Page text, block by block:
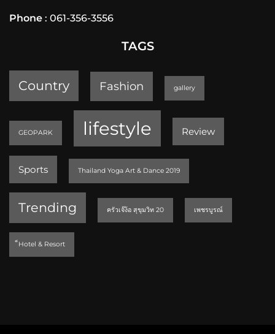
Phone : 061-356-3556
TAGS
Country Fashion gallery
GEOPARK lifestyle Review
Sports Thailand Yoga Art & Dance 2019
Trending ครัวเจ๊ง้อ สุขุมวิท 20 เพชรบูรณ์
็Hotel & Resort